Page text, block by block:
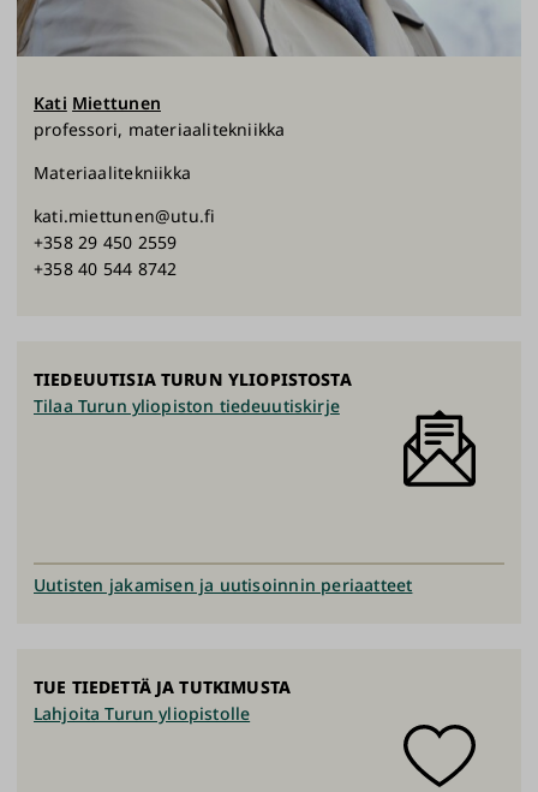
Kati Miettunen
professori, materiaalitekniikka
Materiaalitekniikka
kati.miettunen@utu.fi
+358 29 450 2559
+358 40 544 8742
TIEDEUUTISIA TURUN YLIOPISTOSTA
Tilaa Turun yliopiston tiedeuutiskirje
Uutisten jakamisen ja uutisoinnin periaatteet
TUE TIEDETTÄ JA TUTKIMUSTA
Lahjoita Turun yliopistolle